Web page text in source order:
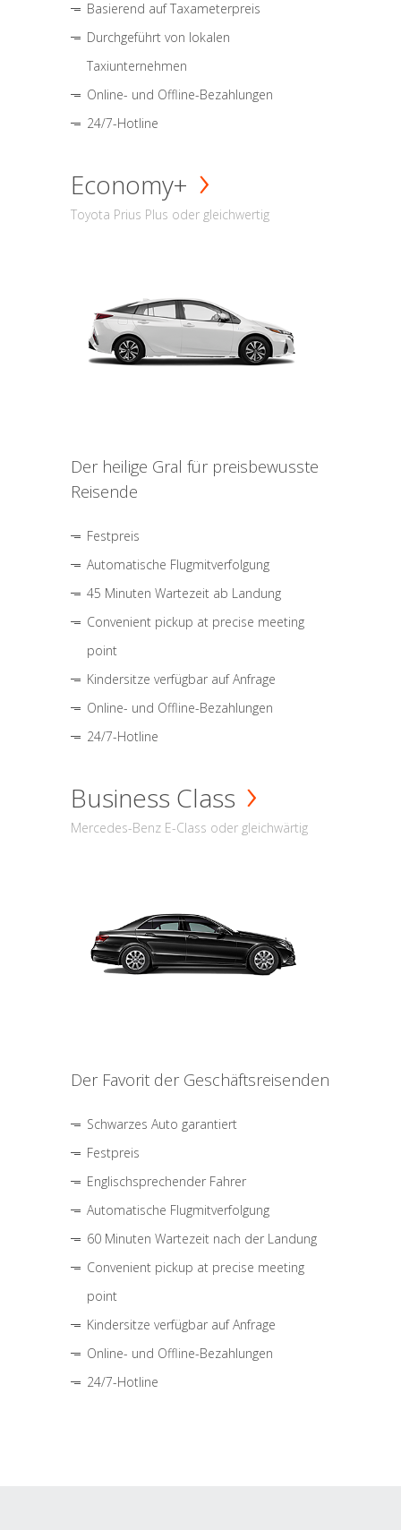
Basierend auf Taxameterpreis
Durchgeführt von lokalen
Taxiunternehmen
Online- und Offline-Bezahlungen
24/7-Hotline
Economy+
Toyota Prius Plus oder gleichwertig
Der heilige Gral für preisbewusste
Reisende
Festpreis
Automatische Flugmitverfolgung
45 Minuten Wartezeit ab Landung
Convenient pickup at precise meeting
point
Kindersitze verfügbar auf Anfrage
Online- und Offline-Bezahlungen
24/7-Hotline
Business Class
Mercedes-Benz E-Class oder gleichwärtig
Der Favorit der Geschäftsreisenden
Schwarzes Auto garantiert
Festpreis
Englischsprechender Fahrer
Automatische Flugmitverfolgung
60 Minuten Wartezeit nach der Landung
Convenient pickup at precise meeting
point
Kindersitze verfügbar auf Anfrage
Online- und Offline-Bezahlungen
24/7-Hotline